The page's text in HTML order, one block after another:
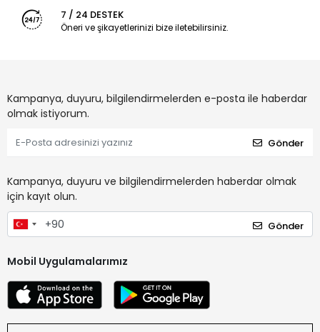
7 / 24 DESTEK
Öneri ve şikayetlerinizi bize iletebilirsiniz.
Kampanya, duyuru, bilgilendirmelerden e-posta ile haberdar
olmak istiyorum.
Gönder
Kampanya, duyuru ve bilgilendirmelerden haberdar olmak
için kayıt olun.
Gönder
Mobil Uygulamalarımız